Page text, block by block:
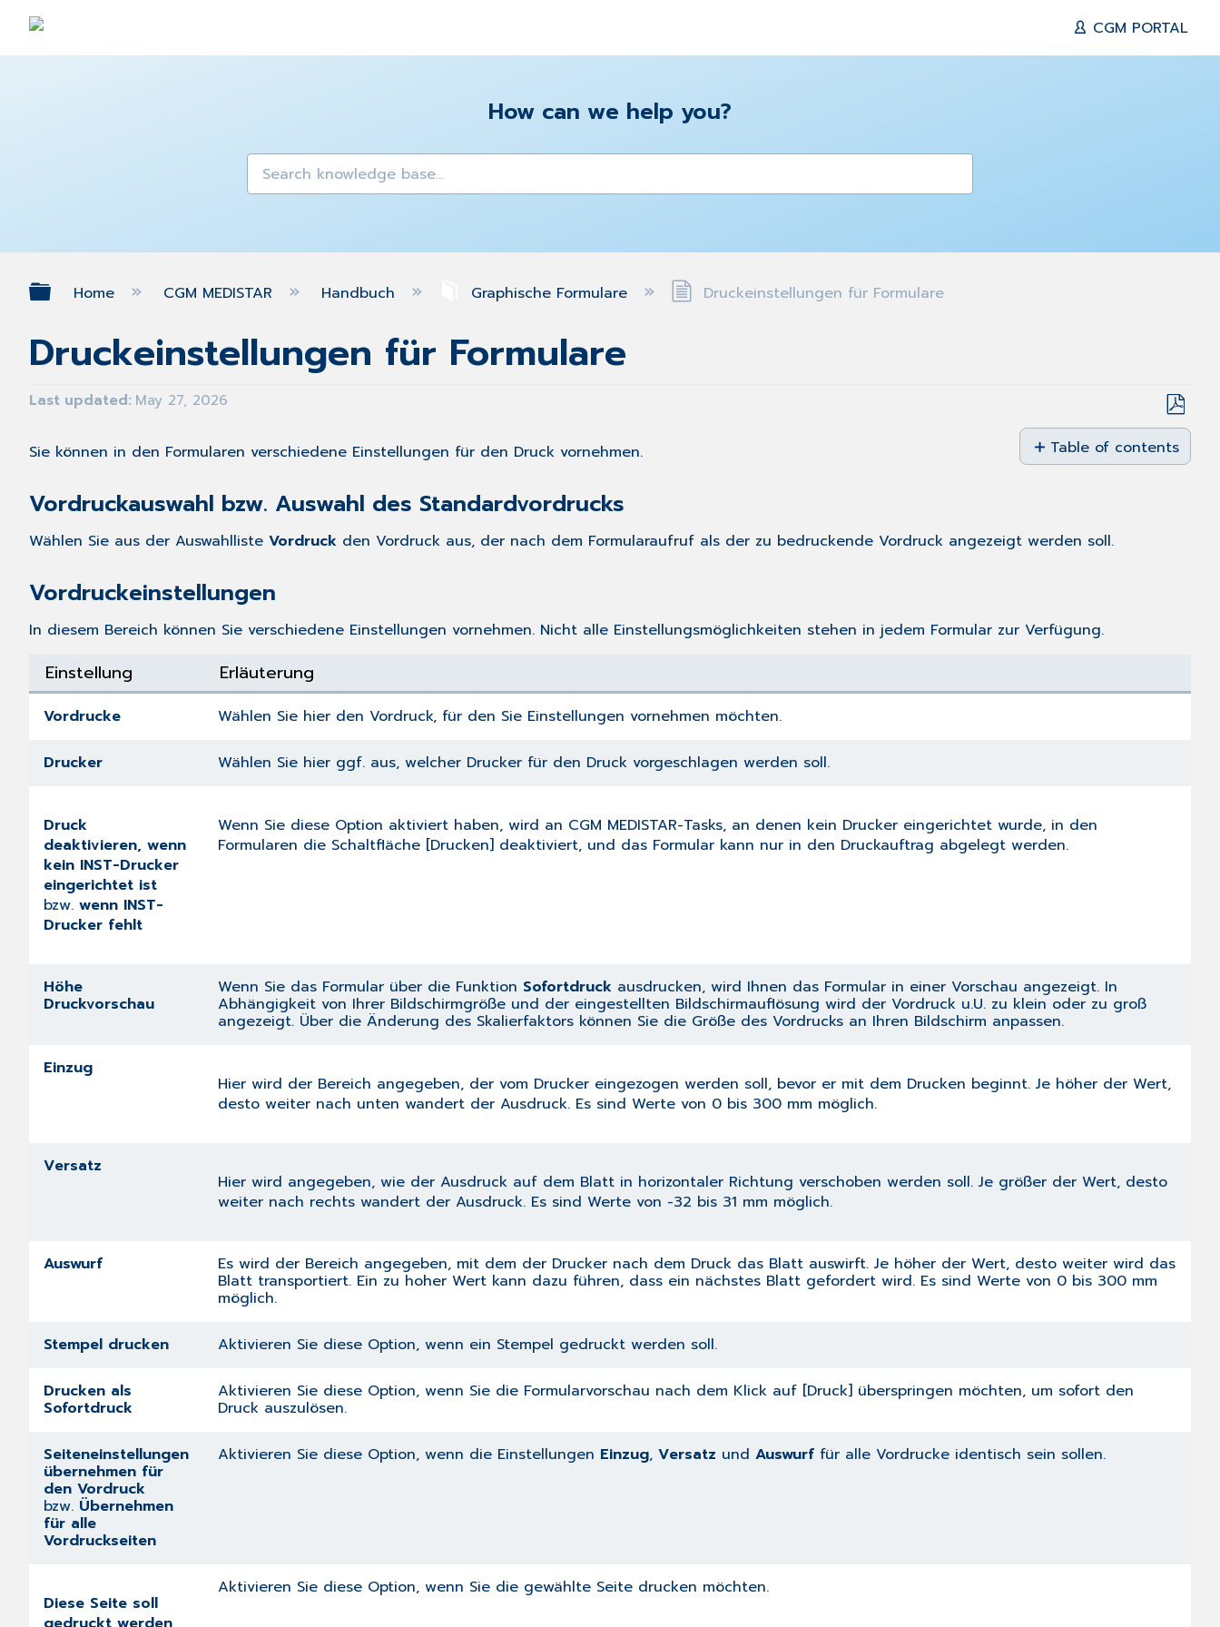
CGM PORTAL
How can we help you?
Expand/collapse global hierarchy
Home CGM MEDISTAR Handbuch Graphische Formulare Druckeinstellungen für Formulare
Druckeinstellungen für Formulare
Last updated May 27, 2026
Save
as
PDF
Table of contents
des
Sie können in den Formularen verschiedene Einstellungen für den Druck vornehmen.
Vordruckauswahl bzw. Auswahl des Standardvordrucks
Wählen Sie aus der Auswahlliste Vordruck den Vordruck aus, der nach dem Formularaufruf als der zu bedruckende Vordruck angezeigt werden soll.
Vordruckeinstellungen
In diesem Bereich können Sie verschiedene Einstellungen vornehmen. Nicht alle Einstellungsmöglichkeiten stehen in jedem Formular zur Verfügung.
Einstellung Erläuterung
Vordrucke Wählen Sie hier den Vordruck, für den Sie Einstellungen vornehmen möchten.
Drucker Wählen Sie hier ggf. aus, welcher Drucker für den Druck vorgeschlagen werden soll.
Druck
deaktivieren, wenn
kein INST-Drucker
eingerichtet ist
bzw. wenn INST-
Drucker fehlt
Wenn Sie diese Option aktiviert haben, wird an CGM MEDISTAR-Tasks, an denen kein Drucker eingerichtet wurde, in den
Formularen die Schaltfläche [Drucken] deaktiviert, und das Formular kann nur in den Druckauftrag abgelegt werden.
Höhe
Druckvorschau
Wenn Sie das Formular über die Funktion Sofortdruck ausdrucken, wird Ihnen das Formular in einer Vorschau angezeigt. In
Abhängigkeit von Ihrer Bildschirmgröße und der eingestellten Bildschirmauflösung wird der Vordruck u.U. zu klein oder zu groß
angezeigt. Über die Änderung des Skalierfaktors können Sie die Größe des Vordrucks an Ihren Bildschirm anpassen.
Einzug
Hier wird der Bereich angegeben, der vom Drucker eingezogen werden soll, bevor er mit dem Drucken beginnt. Je höher der Wert,
desto weiter nach unten wandert der Ausdruck. Es sind Werte von 0 bis 300 mm möglich.
Versatz
Hier wird angegeben, wie der Ausdruck auf dem Blatt in horizontaler Richtung verschoben werden soll. Je größer der Wert, desto
weiter nach rechts wandert der Ausdruck. Es sind Werte von -32 bis 31 mm möglich.
Auswurf Es wird der Bereich angegeben, mit dem der Drucker nach dem Druck das Blatt auswirft. Je höher der Wert, desto weiter wird das
Blatt transportiert. Ein zu hoher Wert kann dazu führen, dass ein nächstes Blatt gefordert wird. Es sind Werte von 0 bis 300 mm
möglich.
Stempel drucken Aktivieren Sie diese Option, wenn ein Stempel gedruckt werden soll.
Drucken als
Sofortdruck
Aktivieren Sie diese Option, wenn Sie die Formularvorschau nach dem Klick auf [Druck] überspringen möchten, um sofort den
Druck auszulösen.
Seiteneinstellungen
übernehmen für
den Vordruck
bzw. Übernehmen
für alle
Vordruckseiten
Aktivieren Sie diese Option, wenn die Einstellungen Einzug, Versatz und Auswurf für alle Vordrucke identisch sein sollen.
Diese Seite soll
Aktivieren Sie diese Option, wenn Sie die gewählte Seite drucken möchten.